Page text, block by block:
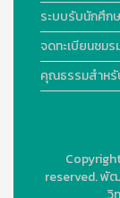
ระบบรับนักศึก
จดทะเบียนชม
คุณธรรมสำห
reserved.พัฒ